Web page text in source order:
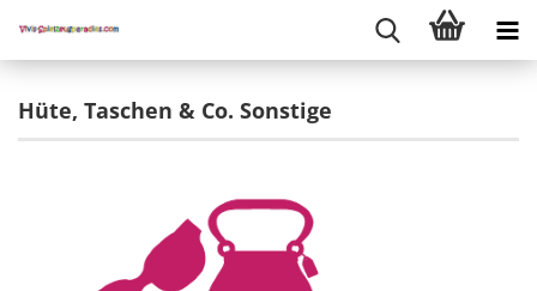
Hüte, Taschen & Co. Sonstige